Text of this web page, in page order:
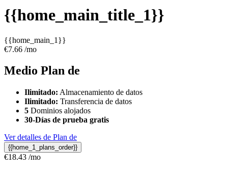
{{home_main_title_1}}
{{home_main_1}}
€7.66 /mo
Medio Plan de
Ilimitado: Almacenamiento de datos
Ilimitado: Transferencia de datos
5 Dominios alojados
30-Días de prueba gratis
Ver detalles de Plan de
{{home_1_plans_order}}
€18.43 /mo